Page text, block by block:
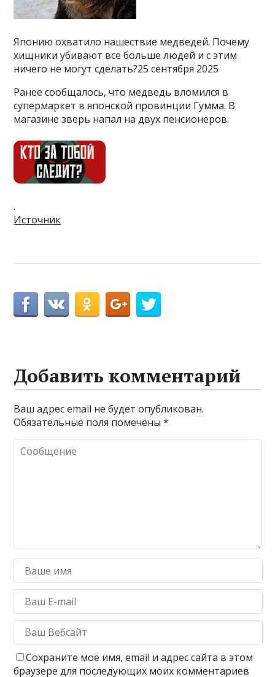
Японию охватило нашествие медведей. Почему
хищники убивают все больше людей и с этим
ничего не могут сделать?25 сентября 2025
Ранее сообщалось, что медведь вломился в
супермаркет в японской провинции Гумма. В
магазине зверь напал на двух пенсионеров.
.
Источник
Добавить комментарий
Ваш адрес email не будет опубликован.
Обязательные поля помечены*
Сохраните моё имя, email и адрес сайта в этом
браузере для последующих моих комментариев